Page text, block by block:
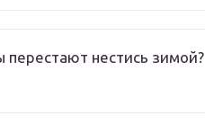
перестают нестись зимой?